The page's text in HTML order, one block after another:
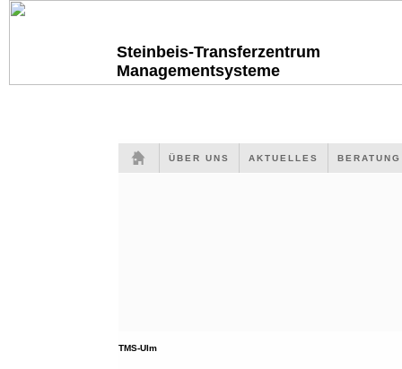
Steinbeis-Transferzentrum
Managementsysteme
ÜBER UNS AKTUELLES
TMS-Ulm